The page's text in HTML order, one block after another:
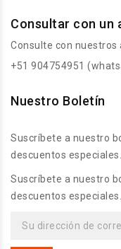
Consultar con un
Consulte con nuestros
+51 904754951
Nuestro Boletín
Suscríbete a nuestro
descuentos especiales.
Suscríbete a nuestro
descuentos especiales.